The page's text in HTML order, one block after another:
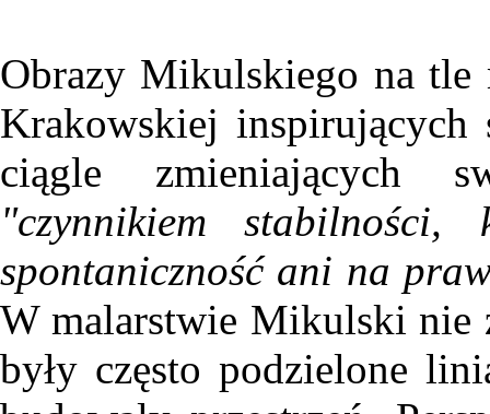
Obrazy Mikulskiego na tle
Krakowskiej inspirujących
ciągle zmieniających
"czynnikiem
spontaniczność ani na
W malarstwie Mikulski nie
były często podzielone